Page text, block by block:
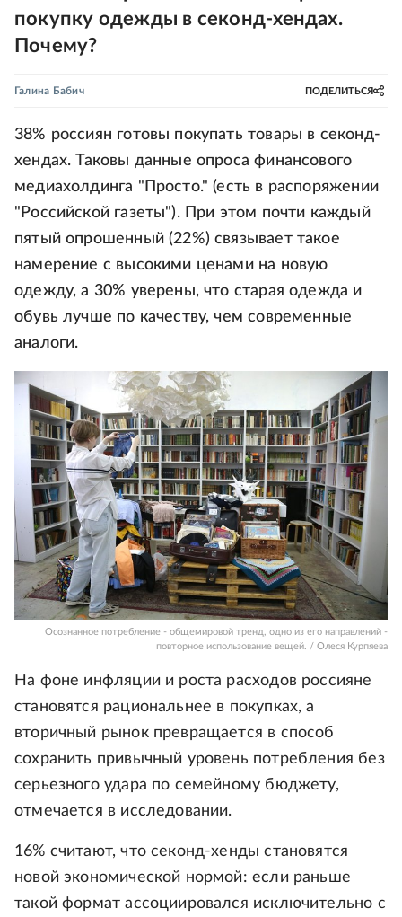
покупку одежды в секонд-хендах.
Почему?
Галина Бабич ПОДЕЛИТЬСЯ
38% россиян готовы покупать товары в секонд-
хендах. Таковы данные опроса финансового
медиахолдинга "Просто." (есть в распоряжении
"Российской газеты"). При этом почти каждый
пятый опрошенный (22%) связывает такое
намерение с высокими ценами на новую
одежду, а 30% уверены, что старая одежда и
обувь лучше по качеству, чем современные
аналоги.
Осознанное потребление - общемировой тренд, одно из его направлений -
повторное использование вещей. / Олеся Курпяева
На фоне инфляции и роста расходов россияне
становятся рациональнее в покупках, а
вторичный рынок превращается в способ
сохранить привычный уровень потребления без
серьезного удара по семейному бюджету,
отмечается в исследовании.
16% считают, что секонд-хенды становятся
новой экономической нормой: если раньше
такой формат ассоциировался исключительно с